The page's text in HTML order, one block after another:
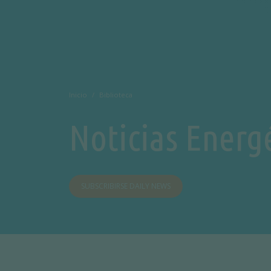
Inicio Biblioteca
Noticias